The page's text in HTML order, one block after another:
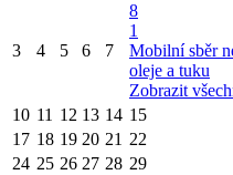
3 4 5 6 7
8
1
Mobilní sběr
oleje a tuku
Zobrazit
10 11 12 13 14 15
17 18 19 20 21 22
24 25 26 27 28 29